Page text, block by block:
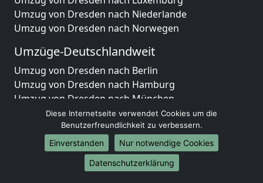
Umzug von Dresden nach Niederlande
Umzug von Dresden nach Norwegen
Umzüge-Deutschlandweit
Umzug von Dresden nach Berlin
Umzug von Dresden nach Hamburg
Umzug von Dresden nach München
Umzug von Dresden nach Köln
Umzug von Dresden nach Frankfurt am Main
Umzug von Dresden nach Stuttgart
Umzug von Dresden nach Düsseldorf
Umzug von Dresden nach Leipzig
Diese Internetseite verwendet Cookies um die
Benutzerfreundlichkeit zu verbessern.
Einverstanden
Nur notwendige Cookies
Datenschutzerklärung